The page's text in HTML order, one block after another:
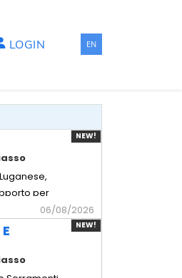
LOGIN EN
NEW!
per
di alta
operativo
le
06/08/2026
NEW!